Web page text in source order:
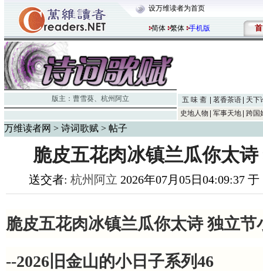
设万维读者为首页
简体 繁体 手机版 首
版主： 曹雪葵、 杭州阿立 五 味 斋 茗香茶语
天下
史地人物
军事天地 跨国
万维读者网 > 诗词歌赋 > 帖子
脆皮五花肉冰镇兰瓜你太
送交者: 杭州阿立 2026年07月05日04:09:37
脆皮五花肉冰镇兰瓜你太诗 独立节
--2026 旧金山的小日子系列46